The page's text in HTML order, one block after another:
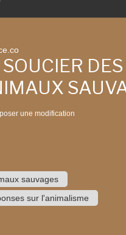
DES
une modification
sauvages
sur l'animalisme